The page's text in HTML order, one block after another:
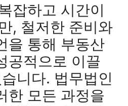
잡하고 시간이
, 철저한 준비와
을 통해 부동산
공적으로 이끌
니다. 법무법인
한 모든 과정을